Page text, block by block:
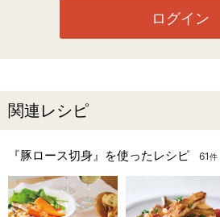
ログイン
関連レシピ
『豚ロース切身』を使ったレシピ 61 件